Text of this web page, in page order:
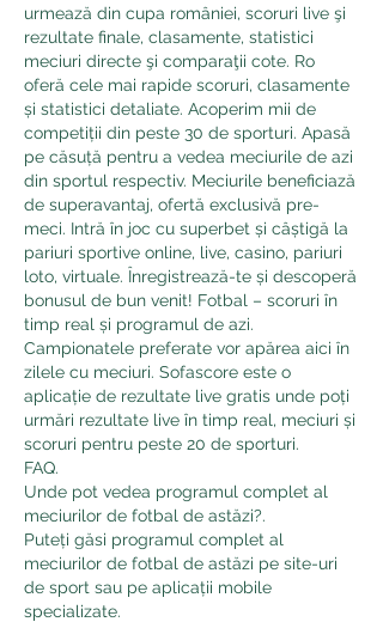
urmează din cupa româniei, scoruri live şi
rezultate finale, clasamente, statistici
meciuri directe şi comparaţii cote. Ro
oferă cele mai rapide scoruri, clasamente
și statistici detaliate. Acoperim mii de
competiții din peste 30 de sporturi. Apasă
pe căsuță pentru a vedea meciurile de azi
din sportul respectiv. Meciurile beneficiază
de superavantaj, ofertă exclusivă pre-
meci. Intră în joc cu superbet și câștigă la
pariuri sportive online, live, casino, pariuri
loto, virtuale. Înregistrează-te și descoperă
bonusul de bun venit! Fotbal – scoruri în
timp real și programul de azi.
Campionatele preferate vor apărea aici în
zilele cu meciuri. Sofascore este o
aplicație de rezultate live gratis unde poți
urmări rezultate live în timp real, meciuri și
scoruri pentru peste 20 de sporturi.
FAQ.
Unde pot vedea programul complet al
meciurilor de fotbal de astăzi?.
Puteți găsi programul complet al
meciurilor de fotbal de astăzi pe site-uri
de sport sau pe aplicații mobile
specializate.